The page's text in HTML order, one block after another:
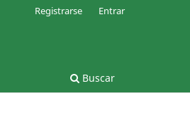
Buscar
Registrarse Entrar